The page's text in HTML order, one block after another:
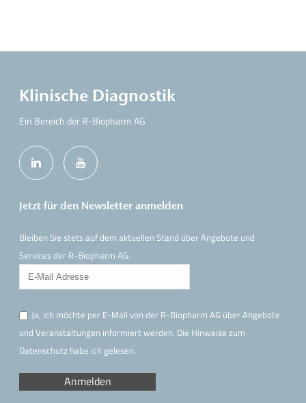
Klinische Diagnostik
Ein Bereich der R-Biopharm AG
Jetzt für den Newsletter anmelden
Bleiben Sie stets auf dem aktuellen Stand über Angebote und
Services der R-Biopharm AG.
Ja, ich möchte per E-Mail von der R-Biopharm AG über Angebote
und Veranstaltungen informiert werden. Die Hinweisezum
Datenschutz habe ich gelesen.